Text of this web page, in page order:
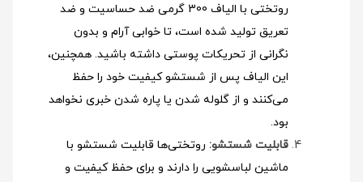
روتختی با الیاف 300 گرمی ضد حساسیت و ضد
تعریق تولید شده است، تا خوابی آرام و بدون
نگرانی از تحریکات پوستی داشته باشید. همچنین،
این الیاف پس از شستشو کیفیت خود را حفظ
می‌کنند و از گلوله شدن یا پاره شدن خبری نخواهد
بود.
قابلیت شستشو: روتختی‌ها قابلیت شستشو با
ماشین لباسشویی را دارند و برای حفظ کیفیت و